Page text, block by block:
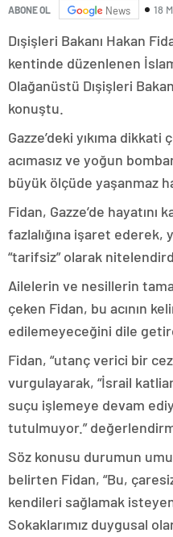
ABONE OL News 18
Dışişleri Bakanı Hakan
kentinde düzenlenen
Olağanüstü Dışişleri
konuştu.
Gazze’deki yıkıma
acımasız ve yoğun
büyük ölçüde yaşanmaz
Fidan, Gazze’de hayatını
fazlalığına işaret ederek,
“tarifsiz” olarak
Ailelerin ve nesillerin
çeken Fidan, bu acının
edilemeyeceğini dile
Fidan, “utanç verici bir
vurgulayarak, “İsrail
suçu işlemeye devam
tutulmuyor.”
Söz konusu durumun
belirten Fidan, “Bu,
kendileri sağlamak
Sokaklarımız duygusal